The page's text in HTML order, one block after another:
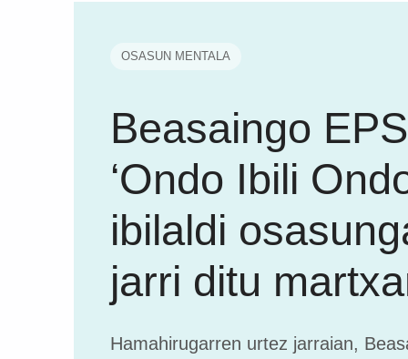
OSASUN MENTALA
Beasaingo
‘Ondo Ibili
ibilaldi
jarri ditu
Hamahirugarren urtez jarraian,